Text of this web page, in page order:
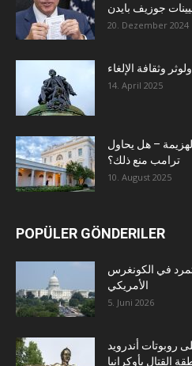
20. Dezember 2024
وثقافة الإلغاء
14. April 2025
– هل يحاول
ترامب منع ذلك؟
10. August 2025
POPÜLER GÖNDERILER
في الكونغرس
الأمريكي
5. Juni 2026
روبوتات أندرويد
القتال بأوكرانيا